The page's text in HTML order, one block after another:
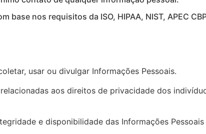
nos requisitos da ISO, HIPAA, NIST, APEC
usar ou divulgar Informações Pessoais.
aos direitos de privacidade dos
e disponibilidade das Informações